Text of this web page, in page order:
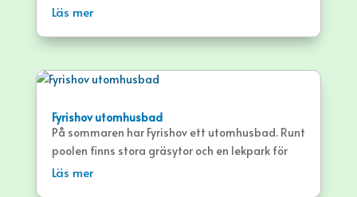
meter samt en svikt (trampolin) på 1 och 3 m
som vill simma långsamt, snabbt eller medley.
Läs mer
Fyrishov utomhusbad
På sommaren har Fyrishov ett utomhusbad. Runt
poolen finns stora gräsytor och en lekpark för
små barn. Det finns en särskild sommarentrén
Läs mer